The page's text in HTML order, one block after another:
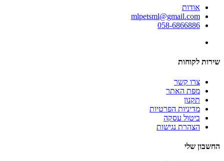
אודות
mlpetsml@gmail.com
058-6866886
שירות לקוחות
צרו קשר
מפת האתר
תקנון
מדיניות הפרטיות
ביטול עסקה
הצהרת נגישות
החשבון שלי